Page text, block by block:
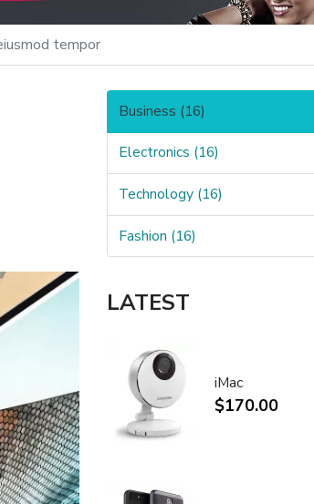
tempor
Business (16)
Electronics (16)
Technology (16)
Fashion (16)
LATEST
iMac
$170.00